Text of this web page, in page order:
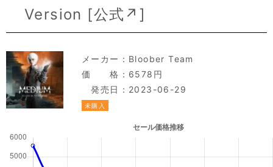
Version [公式↗ ]
メーカー： Bloober Team
価 格：6578円
発売日：2023-06-29
未購入